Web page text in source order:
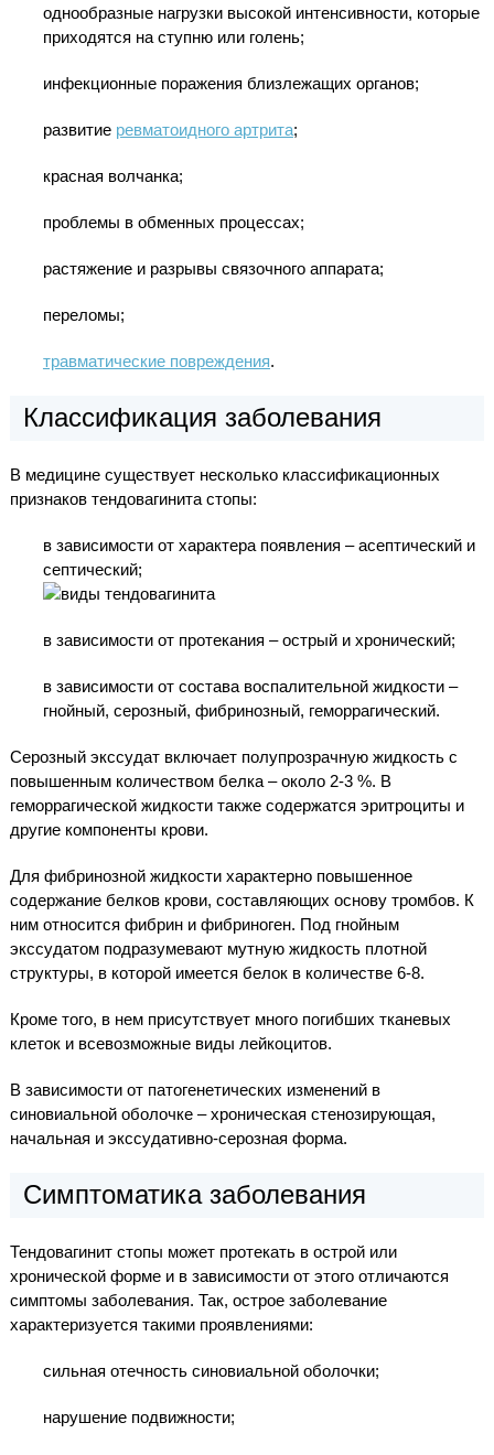
однообразные нагрузки высокой интенсивности, которые
приходятся на ступню или голень;
инфекционные поражения близлежащих органов;
развитие ревматоидного артрита;
красная волчанка;
проблемы в обменных процессах;
растяжение и разрывы связочного аппарата;
переломы;
травматические повреждения.
Классификация заболевания
В медицине существует несколько классификационных
признаков тендовагинита стопы:
в зависимости от характера появления – асептический и
септический;
в зависимости от протекания – острый и хронический;
в зависимости от состава воспалительной жидкости –
гнойный, серозный, фибринозный, геморрагический.
Серозный экссудат включает полупрозрачную жидкость с
повышенным количеством белка – около 2-3 %. В
геморрагической жидкости также содержатся эритроциты и
другие компоненты крови.
Для фибринозной жидкости характерно повышенное
содержание белков крови, составляющих основу тромбов. К
ним относится фибрин и фибриноген. Под гнойным
экссудатом подразумевают мутную жидкость плотной
структуры, в которой имеется белок в количестве 6-8.
Кроме того, в нем присутствует много погибших тканевых
клеток и всевозможные виды лейкоцитов.
В зависимости от патогенетических изменений в
синовиальной оболочке – хроническая стенозирующая,
начальная и экссудативно-серозная форма.
Симптоматика заболевания
Тендовагинит стопы может протекать в острой или
хронической форме и в зависимости от этого отличаются
симптомы заболевания. Так, острое заболевание
характеризуется такими проявлениями:
сильная отечность синовиальной оболочки;
нарушение подвижности;